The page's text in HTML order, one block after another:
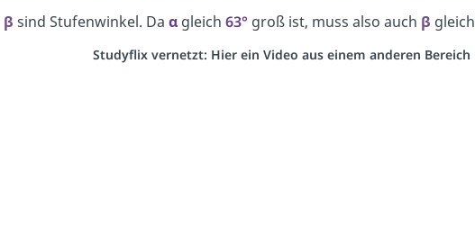
β sind Stufenwinkel. Da αgleich 63° groß ist, muss also auch β gleich
Studyflix vernetzt: Hier ein Video aus einem anderen Bereich